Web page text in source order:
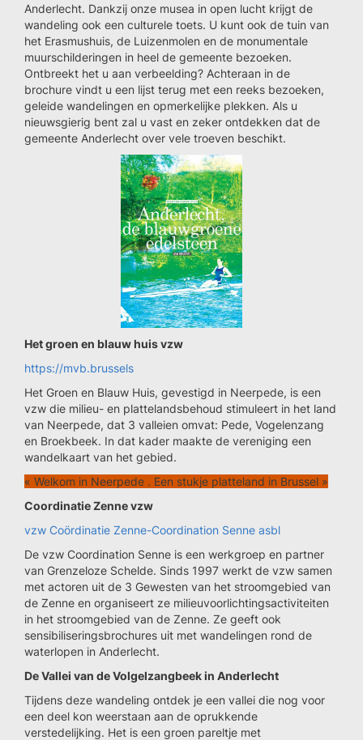
Anderlecht. Dankzij onze musea in open lucht krijgt de
wandeling ook een culturele toets. U kunt ook de tuin van
het Erasmushuis, de Luizenmolen en de monumentale
muurschilderingen in heel de gemeente bezoeken.
Ontbreekt het u aan verbeelding? Achteraan in de
brochure vindt u een lijst terug met een reeks bezoeken,
geleide wandelingen en opmerkelijke plekken. Als u
nieuwsgierig bent zal u vast en zeker ontdekken dat de
gemeente Anderlecht over vele troeven beschikt.
Het groen en blauw huis vzw
https://mvb.brussels
Het Groen en Blauw Huis, gevestigd in Neerpede, is een
vzw die milieu- en plattelandsbehoud stimuleert in het land
van Neerpede, dat 3 valleien omvat: Pede, Vogelenzang
en Broekbeek. In dat kader maakte de vereniging een
wandelkaart van het gebied.
« Welkom in Neerpede . Een stukje platteland in Brussel »
Coordinatie Zenne vzw
vzw Coördinatie Zenne-Coordination Senne asbl
De vzw Coordination Senne is een werkgroep en partner
van Grenzeloze Schelde. Sinds 1997 werkt de vzw samen
met actoren uit de 3 Gewesten van het stroomgebied van
de Zenne en organiseert ze milieuvoorlichtingsactiviteiten
in het stroomgebied van de Zenne. Ze geeft ook
sensibiliseringsbrochures uit met wandelingen rond de
waterlopen in Anderlecht.
De Vallei van de Volgelzangbeek in Anderlecht
Tijdens deze wandeling ontdek je een vallei die nog voor
een deel kon weerstaan aan de oprukkende
verstedelijking. Het is een groen pareltje met